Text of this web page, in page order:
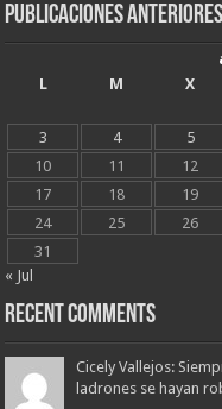
Publicaciones Anteriores
L
M X
3
4 5
10
11 12
17
18 19
24
25 26
31
« Jul
Recent Comments
Cicely Vallejos:
ladrones se hayan